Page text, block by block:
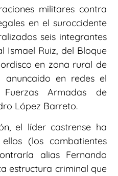
militares contra
en el suroccidente
seis integrantes
Ismael Ruiz, del Bloque
en zona rural de
anuncaido en redes el
Armadas de
López Barreto.
el líder castrense ha
(los combatientes
alias Fernando
estructura criminal que